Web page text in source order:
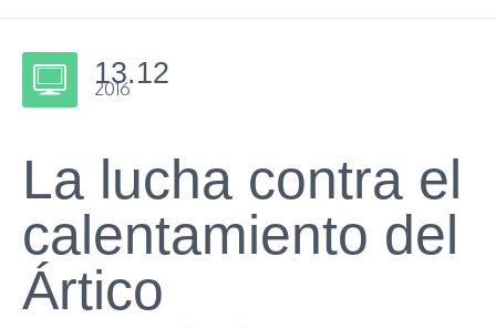
13.12
2016
La lucha contra el
calentamiento del
Ártico